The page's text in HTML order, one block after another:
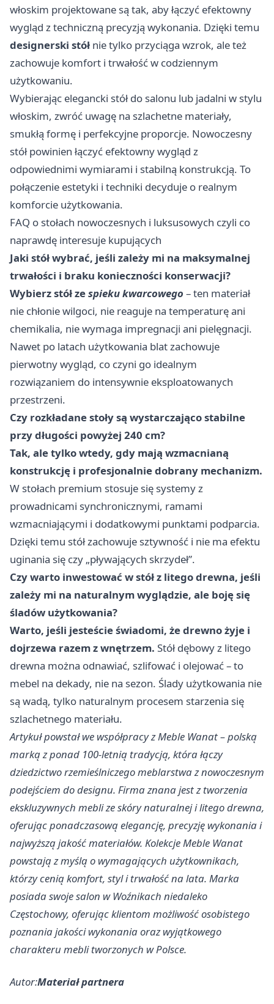
włoskim projektowane są tak, aby łączyć efektowny
wygląd z techniczną precyzją wykonania. Dzięki temu
designerski stół nie tylko przyciąga wzrok, ale też
zachowuje komfort i trwałość w codziennym
użytkowaniu.
Wybierając elegancki stół do salonu lub jadalni w stylu
włoskim, zwróć uwagę na szlachetne materiały,
smukłą formę i perfekcyjne proporcje. Nowoczesny
stół powinien łączyć efektowny wygląd z
odpowiednimi wymiarami i stabilną konstrukcją. To
połączenie estetyki i techniki decyduje o realnym
komforcie użytkowania.
FAQ o stołach nowoczesnych i luksusowych czyli co
naprawdę interesuje kupujących
Jaki stół wybrać, jeśli zależy mi na maksymalnej
trwałości i braku konieczności konserwacji?
Wybierz stół zespieku kwarcowego – ten materiał
nie chłonie wilgoci, nie reaguje na temperaturę ani
chemikalia, nie wymaga impregnacji ani pielęgnacji.
Nawet po latach użytkowania blat zachowuje
pierwotny wygląd, co czyni go idealnym
rozwiązaniem do intensywnie eksploatowanych
przestrzeni.
Czy rozkładane stoły są wystarczająco stabilne
przy długości powyżej 240 cm?
Tak, ale tylko wtedy, gdy mają wzmacnianą
konstrukcję i profesjonalnie dobrany mechanizm.
W stołach premium stosuje się systemy z
prowadnicami synchronicznymi, ramami
wzmacniającymi i dodatkowymi punktami podparcia.
Dzięki temu stół zachowuje sztywność i nie ma efektu
uginania się czy „pływających skrzydeł”.
Czy warto inwestować w stół z litego drewna, jeśli
zależy mi na naturalnym wyglądzie, ale boję się
śladów użytkowania?
Warto, jeśli jesteście świadomi, że drewno żyje i
dojrzewa razem z wnętrzem. Stół dębowy z litego
drewna można odnawiać, szlifować i olejować – to
mebel na dekady, nie na sezon. Ślady użytkowania nie
są wadą, tylko naturalnym procesem starzenia się
szlachetnego materiału.
Artykuł powstał we współpracy z Meble Wanat – polską
marką z ponad 100-letnią tradycją, która łączy
dziedzictwo rzemieślniczego meblarstwa z nowoczesnym
podejściem do designu. Firma znana jest z tworzenia
ekskluzywnych mebli ze skóry naturalnej i litego drewna,
oferując ponadczasową elegancję, precyzję wykonania i
najwyższą jakość materiałów. Kolekcje Meble Wanat
powstają z myślą o wymagających użytkownikach,
którzy cenią komfort, styl i trwałość na lata. Marka
posiada swoje salon w Woźnikach niedaleko
Częstochowy, oferując klientom możliwość osobistego
poznania jakości wykonania oraz wyjątkowego
charakteru mebli tworzonych w Polsce.
Autor:Materiał partnera